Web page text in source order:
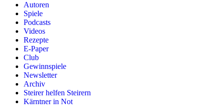
Autoren
Spiele
Podcasts
Videos
Rezepte
E-Paper
Club
Gewinnspiele
Newsletter
Archiv
Steirer helfen Steirern
Kärntner in Not